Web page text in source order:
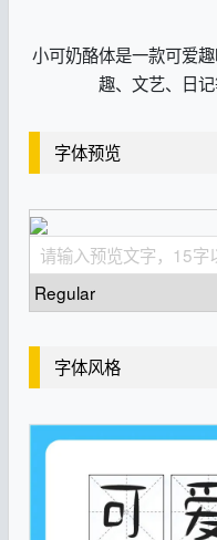
小可奶酪体是一款可爱
趣、文艺、日
字体预览
字体风格